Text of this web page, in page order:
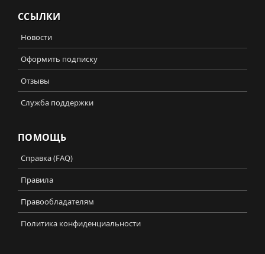
ССЫЛКИ
Новости
Оформить подписку
Отзывы
Служба поддержки
ПОМОЩЬ
Справка (FAQ)
Правила
Правообладателям
Политика конфиденциальности